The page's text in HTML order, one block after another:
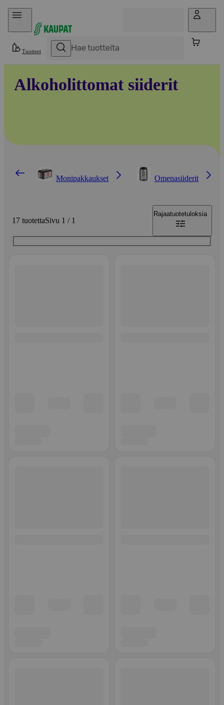
Hyppää sisältöön
Tuotteet
Alkoholittomat siiderit
Monipakkaukset Omenasiiderit
17 tuotettaSivu 1 / 1
Rajaatuotetuloksia